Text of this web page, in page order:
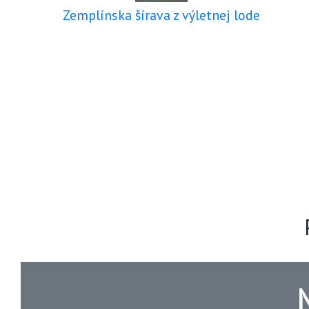
Zemplínska šírava z výletnej lode